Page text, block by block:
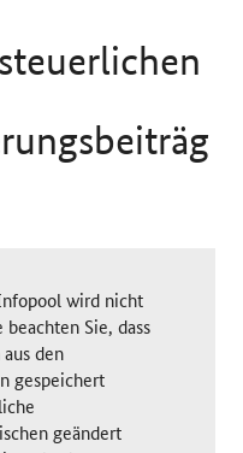
wird nicht
Sie, dass
den
gespeichert
geändert